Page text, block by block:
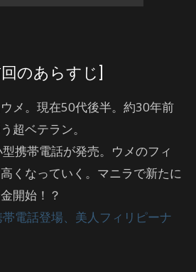
のあらすじ]
メ。現在50代後半。約30年前
超ベテラン。
携帯電話が発売。ウメのフィ
くなっていく。マニラで新たに
開始！？
帯電話登場、美人フィリピーナ